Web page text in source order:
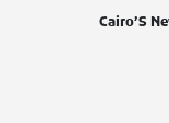
Cairo’S